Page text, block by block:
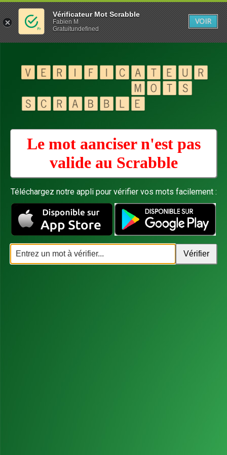
Le mot aanciser n'est pas
valide au Scrabble
Téléchargez notre appli pour vérifier vos mots facilement :
Vérificateur Mot Scrabble
Fabien M
Gratuitundefined
VOIR